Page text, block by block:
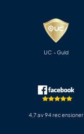
UC - Guld
4,7 av 94 recensioner